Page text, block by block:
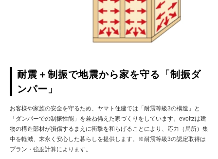
耐震＋制振で地震から家を守る「制振ダ
ンパー」
お客様や家族の安全を守るため、ヤマト住建では「耐震等級3の構造」と
「ダンパーでの制振性能」を兼ね備えた家づくりをしています。evoltzは建
物の構造部材が損傷するまえに衝撃を和らげることにより、応力（局所）集
中を軽減、末永く安心した暮らしを提供します。※耐震等級3の認定取得は
プラン・強度計算によります。